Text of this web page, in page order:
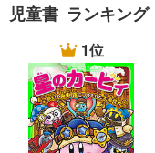
児童書 ランキング
1位